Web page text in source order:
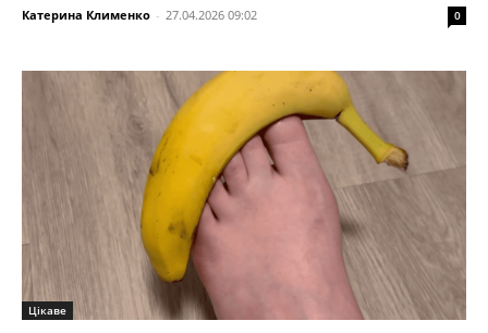
Катерина Клименко - 27.04.2026 09:02 0
Цікаве